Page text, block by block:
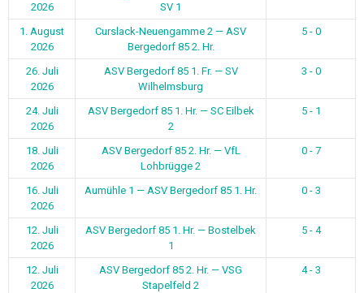
2026
SV 1
1. August
2026
Curslack-Neuengamme 2 — ASV
Bergedorf 85 2. Hr.
5 - 0
26. Juli
2026
ASV Bergedorf 85 1. Fr. — SV
Wilhelmsburg
3 - 0
24. Juli
2026
ASV Bergedorf 85 1. Hr. — SC Eilbek
2
5 - 1
18. Juli
2026
ASV Bergedorf 85 2. Hr. — VfL
Lohbrügge 2
0 - 7
16. Juli
2026
Aumühle 1 — ASV Bergedorf 85 1. Hr. 0 - 3
12. Juli
2026
ASV Bergedorf 85 1. Hr. — Bostelbek
1
5 - 4
12. Juli
2026
ASV Bergedorf 85 2. Hr. — VSG
Stapelfeld 2
4 - 3